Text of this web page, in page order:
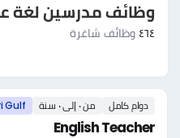
وظائف مدرسين لغة
٤٦٤ وظائف شاغرة
دوام كامل من ٠ إلى ٠ سنة Gulf
English Teacher